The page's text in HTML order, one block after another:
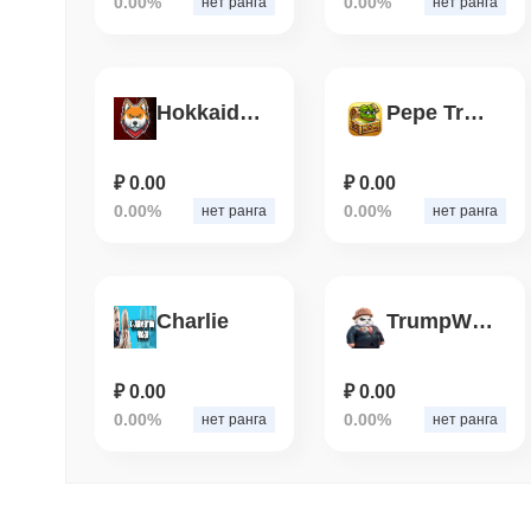
Hokkaido Ken
₽ 0.00
0.00% нет ранга
Pepe Treasure
₽ 0.00
0.00% нет ранга
Charlie
₽ 0.00
0.00% нет ранга
TrumpWifPanda
₽ 0.00
0.00% нет ранга